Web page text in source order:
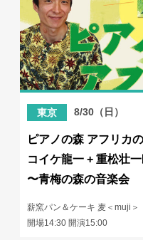
東京 8/30（日）
ピアノの森 アフリカ
コイケ龍一 + 重松壮
〜青梅の森の音楽会
薪窯パン＆ケーキ 麦＜muji＞
開場14:30 開演15:00